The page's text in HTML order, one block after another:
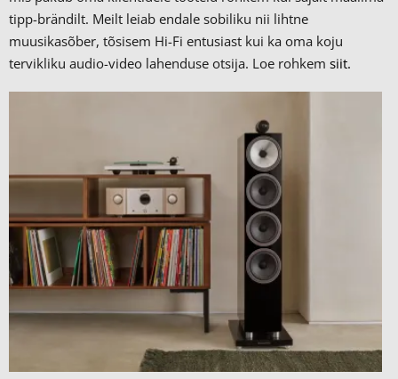
tipp-brändilt. Meilt leiab endale sobiliku nii lihtne
muusikasõber, tõsisem Hi-Fi entusiast kui ka oma koju
tervikliku audio-video lahenduse otsija. Loe rohkem siit.